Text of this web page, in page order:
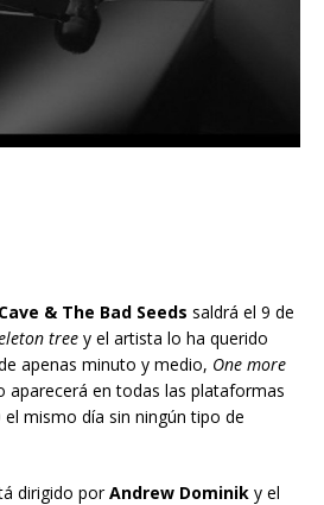
& The Bad Seeds saldrá el 9 de
tree y el artista lo ha querido
apenas minuto y medio, One more
aparecerá en todas las plataformas
mismo día sin ningún tipo de
dirigido porAndrew Dominik y el